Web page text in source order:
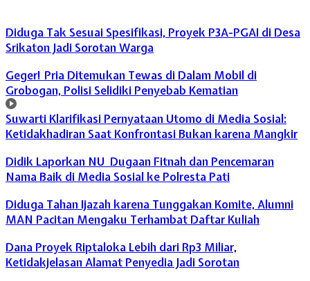
Diduga Tak Sesuai Spesifikasi, Proyek P3A-PGAI di Desa
Srikaton Jadi Sorotan Warga
Geger! Pria Ditemukan Tewas di Dalam Mobil di
Grobogan, Polisi Selidiki Penyebab Kematian
Suwarti Klarifikasi Pernyataan Utomo di Media Sosial:
Ketidakhadiran Saat Konfrontasi Bukan karena Mangkir
Didik Laporkan NU Dugaan Fitnah dan Pencemaran
Nama Baik di Media Sosial ke Polresta Pati
Diduga Tahan Ijazah karena Tunggakan Komite, Alumni
MAN Pacitan Mengaku Terhambat Daftar Kuliah
Dana Proyek Riptaloka Lebih dari Rp3 Miliar,
Ketidakjelasan Alamat Penyedia Jadi Sorotan